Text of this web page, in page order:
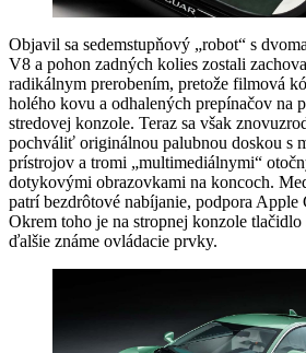
Objavil sa sedemstupňový „robot“ s
V8 a pohon zadných kolies zostali
radikálnym prerobením, pretože filmová
holého kovu a odhalených prepínačov na
stredovej konzole. Teraz sa však
pochváliť originálnou palubnou doskou s
prístrojov a tromi „multimediálnymi“
dotykovými obrazovkami na koncoch.
patrí bezdrôtové nabíjanie, podpora Apple
Okrem toho je na stropnej konzole tlačidlo
ďalšie známe ovládacie prvky.